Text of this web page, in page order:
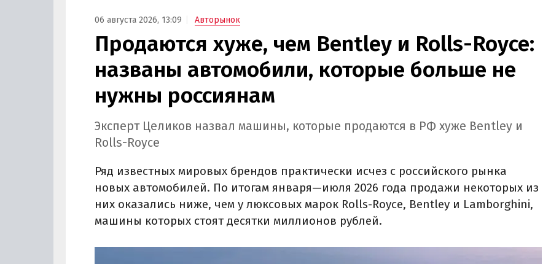
06 августа 2026, 13:09 Авторынок
Продаются хуже, чем Bentley и Rolls-Royce:
названы автомобили, которые больше не
нужны россиянам
Эксперт Целиков назвал машины, которые продаются в РФ хуже Bentley и
Rolls-Royce
Ряд известных мировых брендов практически исчез с российского рынка
новых автомобилей. По итогам января—июля 2026 года продажи некоторых из
них оказались ниже, чем у люксовых марок Rolls-Royce, Bentley и Lamborghini,
машины которых стоят десятки миллионов рублей.